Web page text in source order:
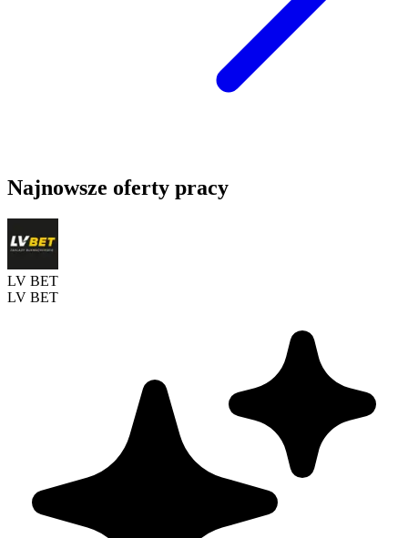
Najnowsze oferty pracy
LV BET
LV BET